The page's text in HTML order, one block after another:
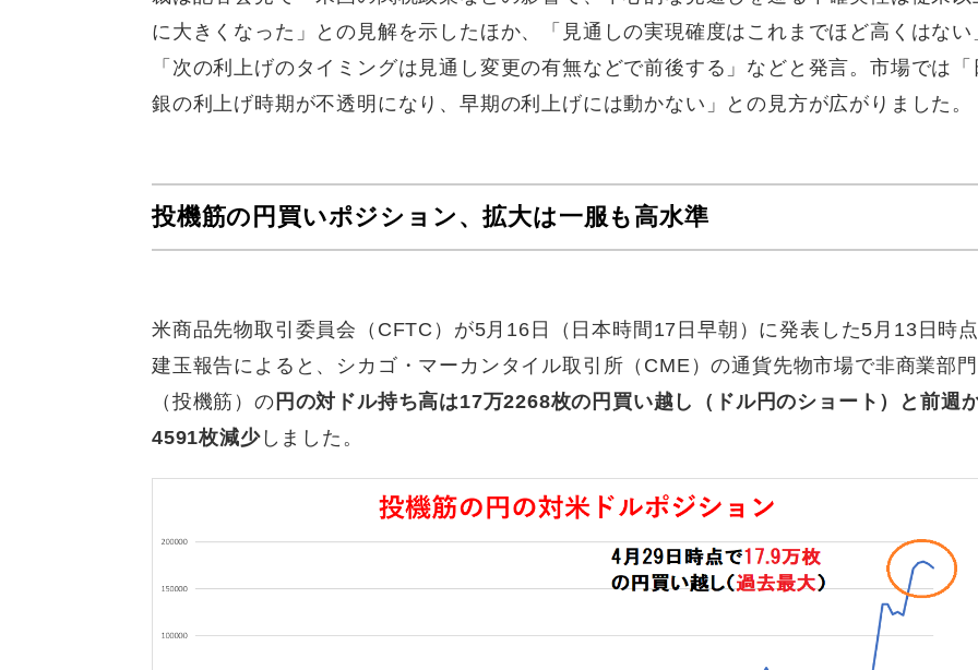
に大きくなった」との見解を示したほか、「見通しの実現確度はこれまでほど高くはない
「次の利上げのタイミングは見通し変更の有無などで前後する」などと発言。市場では「
銀の利上げ時期が不透明になり、早期の利上げには動かない」との見方が広がりました。
投機筋の円買いポジション、拡大は一服も高水準
米商品先物取引委員会（CFTC）が5月16日（日本時間17日早朝）に発表した5月13日時
建玉報告によると、シカゴ・マーカンタイル取引所（CME）の通貨先物市場で非商業部門
（投機筋）の 円の対ドル持ち高は17万2268枚の円買い越し（ドル円のショート）と前週
4591枚減少しました。